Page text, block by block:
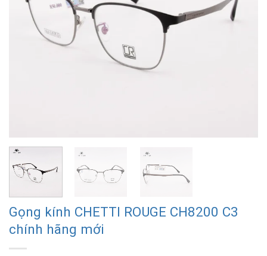
Gọng kính CHETTI ROUGE CH8200 C3
chính hãng mới